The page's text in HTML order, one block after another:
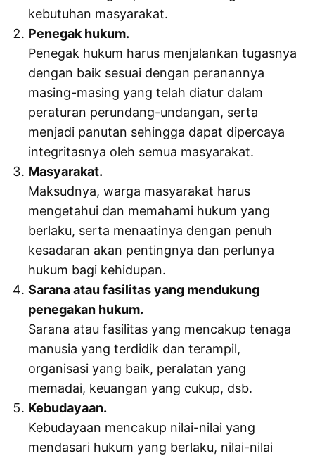
kebutuhan masyarakat.
Penegak hukum.
Penegak hukum harus menjalankan tugasnya
dengan baik sesuai dengan peranannya
masing-masing yang telah diatur dalam
peraturan perundang-undangan, serta
menjadi panutan sehingga dapat dipercaya
integritasnya oleh semua masyarakat.
Masyarakat.
Maksudnya, warga masyarakat harus
mengetahui dan memahami hukum yang
berlaku, serta menaatinya dengan penuh
kesadaran akan pentingnya dan perlunya
hukum bagi kehidupan.
Sarana atau fasilitas yang mendukung
penegakan hukum.
Sarana atau fasilitas yang mencakup tenaga
manusia yang terdidik dan terampil,
organisasi yang baik, peralatan yang
memadai, keuangan yang cukup, dsb.
Kebudayaan.
Kebudayaan mencakup nilai-nilai yang
mendasari hukum yang berlaku, nilai-nilai